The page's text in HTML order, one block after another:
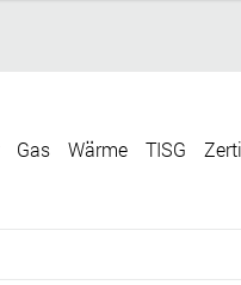
Gas Wärme TISG